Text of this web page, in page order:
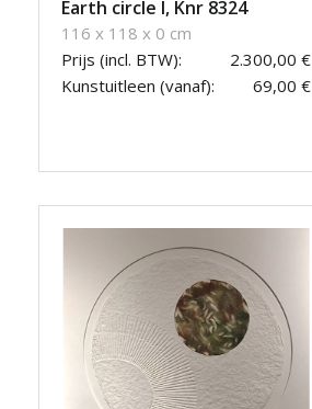
Earth circle I, Knr 8324
116 x 118 x 0 cm
Prijs (incl. BTW):
2.300,00 €
Kunstuitleen (vanaf):
69,00 €